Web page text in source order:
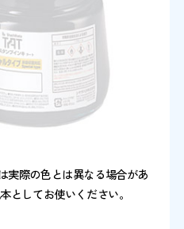
実際の色とは異なる場合があ
としてお使いください。